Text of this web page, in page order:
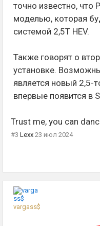
точно известно, что
моделью, которая
системой 2,5T HEV.
Также говорят о
установке.
является новый 2,5-
впервые появится в
Trust me, you can
#3 Lexx 23 июл 2024
vargass$